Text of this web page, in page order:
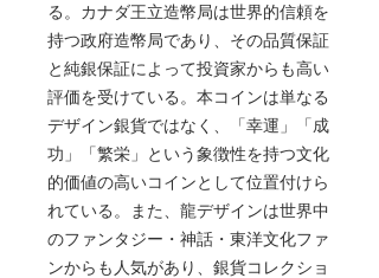
る。カナダ王立造幣局は世界的信頼を
持つ政府造幣局であり、その品質保証
と純銀保証によって投資家からも高い
評価を受けている。本コインは単なる
デザイン銀貨ではなく、「幸運」「成
功」「繁栄」という象徴性を持つ文化
的価値の高いコインとして位置付けら
れている。また、龍デザインは世界中
のファンタジー・神話・東洋文化ファ
ンからも人気があり、銀貨コレクショ